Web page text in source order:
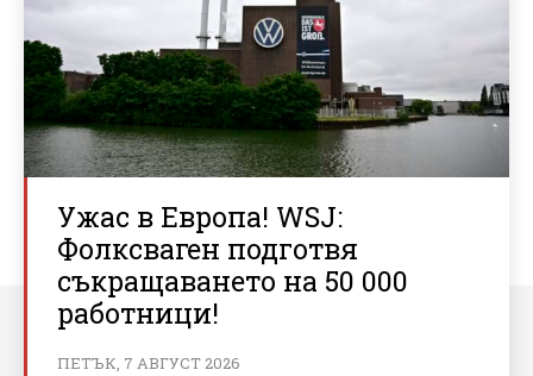
Ужас в Европа! WSJ:
Фолксваген подготвя
съкращаването на 50 000
работници!
ПЕТЪК, 7 АВГУСТ 2026